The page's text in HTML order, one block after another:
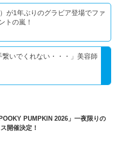
が1年ぶりのグラビア登場でファ
トの嵐！
いでくれない・・・」美容師
PUMPKIN 2026」一夜限りの
開催決定！